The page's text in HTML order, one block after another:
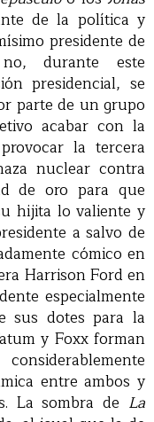
de la política y
presidente de
durante este
presidencial, se
parte de un grupo
acabar con la
la tercera
nuclear contra
de oro para que
hijita lo valiente y
a salvo de
cómico en
Harrison Ford en
especialmente
sus dotes para la
y Foxx forman
considerablemente
entre ambos y
La sombra de La